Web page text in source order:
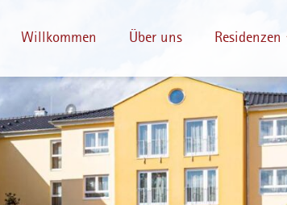
Willkommen Über uns Residenzen